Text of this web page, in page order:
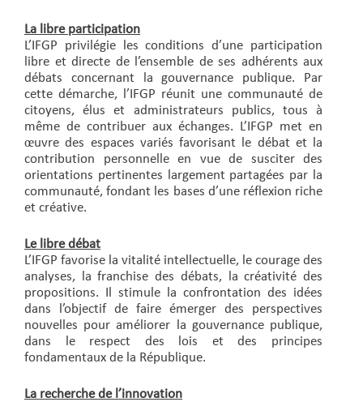
La libre participation
L’IFGP privilégie les conditions d’une participation
libre et directe de l’ensemble de ses adhérents aux
débats concernant la gouvernance publique. Par
cette démarche, l’IFGP réunit une communauté de
citoyens, élus et administrateurs publics, tous à
même de contribuer aux échanges. L’IFGP met en
œuvre des espaces variés favorisant le débat et la
contribution personnelle en vue de susciter des
orientations pertinentes largement partagées par la
communauté, fondant les bases d’une réflexion riche
et créative.
Le libre débat
L’IFGP favorise la vitalité intellectuelle, le courage des
analyses, la franchise des débats, la créativité des
propositions. Il stimule la confrontation des idées
dans l’objectif de faire émerger des perspectives
nouvelles pour améliorer la gouvernance publique,
dans le respect des lois et des principes
fondamentaux de la République.
La recherche de l’innovation